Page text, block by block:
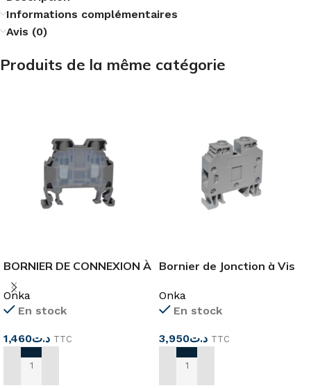
Informations complémentaires
Avis (0)
Produits de la même catégorie
BORNIER DE CONNEXION À
VIS MRK 4 mm²
Onka
En stock
د.ت1,460 TTC
AJOUTER AU PANIER
Bornier de Jonction à Vis
Onka
En stock
د.ت3,950 TTC
AJOUTER AU PANIER